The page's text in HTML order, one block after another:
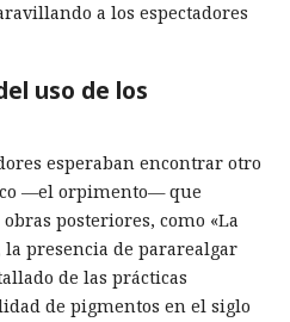
a los espectadores
uso de los
esperaban encontrar otro
—el orpimento— que
posteriores, como «La
presencia de pararealgar
de las prácticas
de pigmentos en el siglo